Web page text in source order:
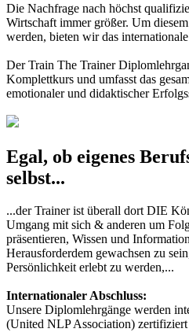
Die Nachfrage nach höchst
Wirtschaft immer größer. Um
werden, bieten wir das
Der Train The Trainer
Komplettkurs und umfasst das
emotionaler und didaktischer
Egal, ob eigenes
selbst...
...der Trainer ist überall dort DIE
Umgang mit sich & anderen um
präsentieren, Wissen und
Herausforderdem gewachsen zu
Persönlichkeit erlebt zu werden,...
Internationaler Abschluss:
Unsere Diplomlehrgänge werden
(United NLP Association)